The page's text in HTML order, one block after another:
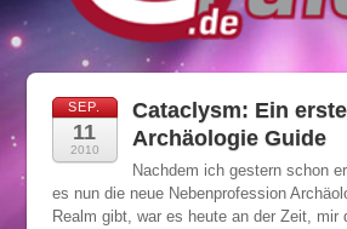
SEP.
11
2010
Cataclysm: Ein
Archäologie Guide
Nachdem ich gestern schon
es nun die neue Nebenprofession
Realm gibt, war es heute an der Zeit, mir